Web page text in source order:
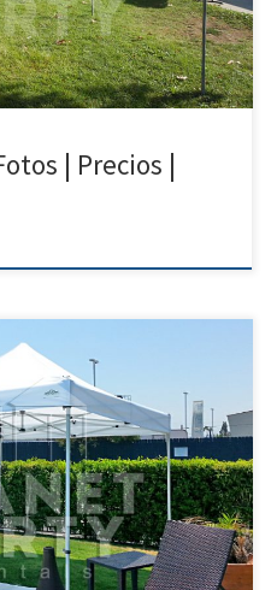
| Precios |
para Renta Tel: 818 207 8502
x 10ft Carpa $50.00 Carpas para